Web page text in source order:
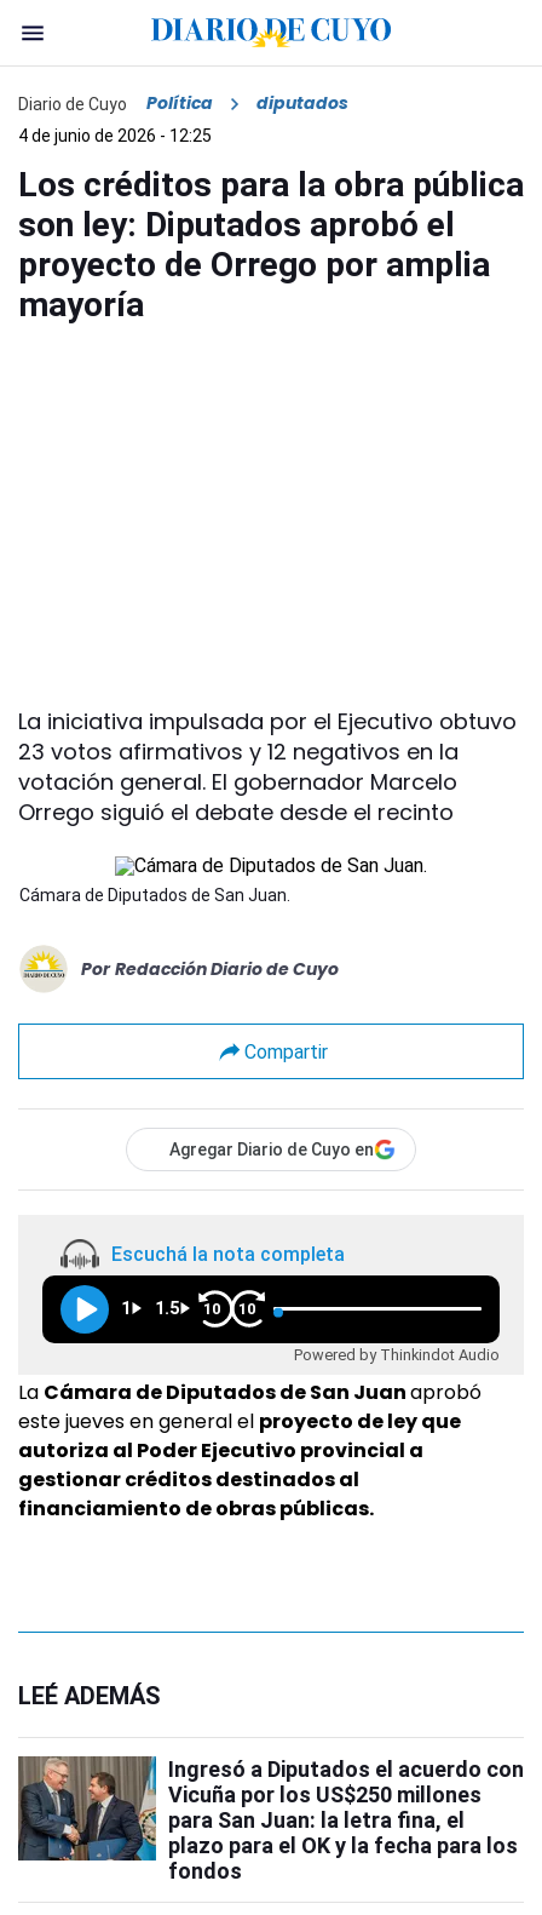
Diario de Cuyo Política diputados
4 de junio de 2026 - 12:25
Los créditos para la obra pública
son ley: Diputados aprobó el
proyecto de Orrego por amplia
mayoría
La iniciativa impulsada por el Ejecutivo obtuvo
23 votos afirmativos y 12 negativos en la
votación general. El gobernador Marcelo
Orrego siguió el debate desde el recinto
Cámara de Diputados de San Juan.
Por Redacción Diario de Cuyo
Compartir
Agregar Diario de Cuyo en
Escuchá la nota completa
1 1.5 10 10
Powered by Thinkindot Audio
La Cámara de Diputados de San Juanaprobó
este jueves en general el proyecto de ley que
autoriza al Poder Ejecutivo provincial a
gestionar créditos destinados al
financiamiento de obras públicas.
LEÉ ADEMÁS
Ingresó a Diputados el acuerdo con
Vicuña por los US$250 millones
para San Juan: la letra fina, el
plazo para el OK y la fecha para los
fondos